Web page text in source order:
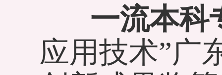
一流本科
应用技术”广